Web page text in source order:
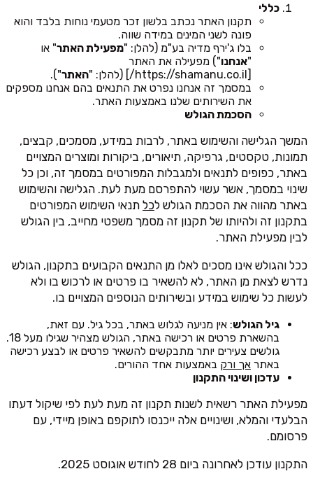
כללי
תקנון האתר נכתב בלשון זכר מטעמי נוחות בלבד והוא
פונה לשני המינים במידה שווה.
בלו ג'ירף מדיה בע"מ (להלן: "מפעילת האתר" או
"אנחנו") מפעילה את האתר
[https://shamanu.co.il/] (להלן: "
האתר").
במסמך זה אנחנו נפרט את התנאים בהם אנחנו מספקים
את השירותים שלנו באמצעות האתר.
הסכמת הגולש
המשך הגלישה והשימוש באתר, לרבות במידע, מסמכים, קבצים,
תמונות, טקסטים, גרפיקה, תיאורים, ביקורות ומוצרים המצויים
באתר, כפופים לתנאים ולמגבלות המפורטים במסמך זה, וכן כל
שינוי במסמך, אשר עשוי להתפרסם מעת לעת. הגלישה והשימוש
באתר מהווה את הסכמת הגולש לכל תנאי השימוש המפורטים
בתקנון זה ולהיותו של תקנון זה מסמך משפטי מחייב, בין הגולש
לבין מפעילת האתר.
ככל והגולש אינו מסכים לאלו מן התנאים הקבועים בתקנון, הגולש
נדרש לצאת מן האתר, לא להשאיר בו פרטים או לרכוש בו ולא
לעשות כל שימוש במידע ובשירותים הנוספים המצויים בו.
גיל הגולש: אין מניעה לגלוש באתר, בכל גיל. עם זאת,
בהשארת פרטים או רכישה באתר, הגולש מצהיר שגילו מעל 18.
גולשים צעירים יותר מתבקשים להשאיר פרטים או לבצע רכישה
באתר אך ורק באמצעות אחד ההורים.
עדכון ושינוי התקנון
מפעילת האתר רשאית לשנות תקנון זה מעת לעת לפי שיקול דעתו
הבלעדי והמלא, ושינויים אלה ייכנסו לתוקפם באופן מיידי, עם
פרסומם.
התקנון עודכן לאחרונה ביום 28 לחודש אוגוסט 2025.